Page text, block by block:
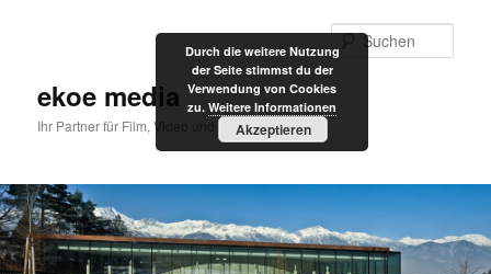
ekoe media
Ihr Partner für Film, Video und Internet
Durch die weitere Nutzung
der Seite stimmst du der
Verwendung von Cookies
zu. Weitere Informationen
Akzeptieren